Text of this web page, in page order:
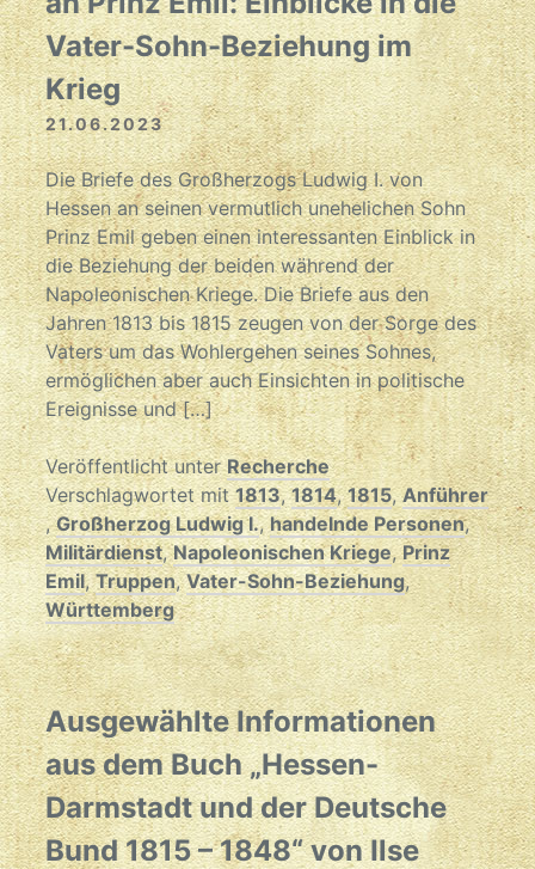
Vater-Sohn-Beziehung im
Krieg
21.06.2023
Die Briefe des Großherzogs Ludwig I. von
Hessen an seinen vermutlich unehelichen Sohn
Prinz Emil geben einen interessanten Einblick in
die Beziehung der beiden während der
Napoleonischen Kriege. Die Briefe aus den
Jahren 1813 bis 1815 zeugen von der Sorge des
Vaters um das Wohlergehen seines Sohnes,
ermöglichen aber auch Einsichten in politische
Ereignisse und […]
Veröffentlicht unterRecherche
Verschlagwortet mit1813,1814,1815,Anführer
,Großherzog Ludwig I.,handelnde Personen,
Militärdienst,Napoleonischen Kriege,Prinz
Emil,Truppen,Vater-Sohn-Beziehung,
Württemberg
Ausgewählte Informationen
aus dem Buch „Hessen-
Darmstadt und der Deutsche
Bund 1815 – 1848“ von Ilse